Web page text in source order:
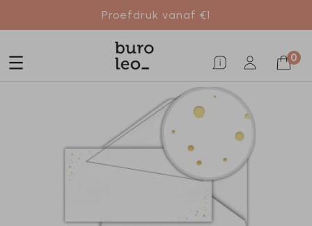
Proefdruk vanaf €1
0